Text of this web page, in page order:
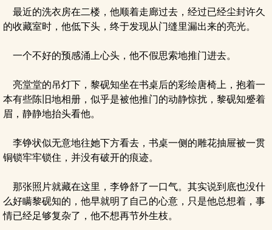
最近的洗衣房在二楼，他顺着走廊过去，经过已经尘封许久
的收藏室时，他低下头，终于发现从门缝里漏出来的亮光。
一个不好的预感涌上心头，他不假思索地推门进去。
亮堂堂的吊灯下，黎砚知坐在书桌后的彩绘唐椅上，抱着一
本有些陈旧地相册，似乎是被他推门的动静惊扰，黎砚知蹙着
眉，静静地抬头看他。
李铮状似无意地往她下方看去，书桌一侧的雕花抽屉被一贯
铜锁牢牢锁住，并没有破开的痕迹。
那张照片就藏在这里，李铮舒了一口气。其实说到底也没什
么好瞒黎砚知的，他早就明了自己的心意，只是他总想着，事
情已经足够复杂了，他不想再节外生枝。